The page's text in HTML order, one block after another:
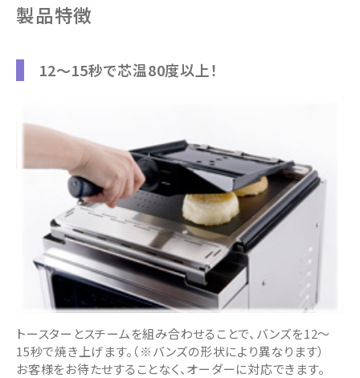
製品特徴
12～15秒で芯温80度以上！
トースターとスチームを組み合わせることで、バンズを12～
15秒で焼き上げます。（※バンズの形状により異なります）
お客様をお待たせすることなく、オーダーに対応できます。